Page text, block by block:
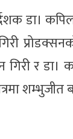
डा।
गिरी र
शम्भुजीत